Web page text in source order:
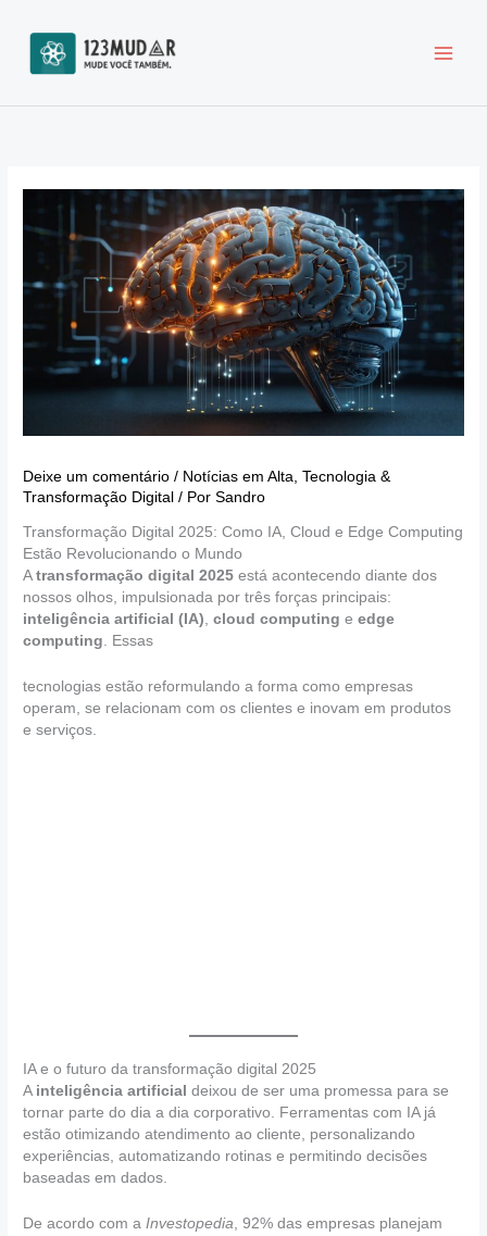
para
conteúdo
Deixe um comentário / Notícias em Alta ,Tecnologia &
Transformação Digital / PorSandro
Transformação Digital 2025: Como IA, Cloud e Edge Computing
Estão Revolucionando o Mundo
Atransformação digital 2025 está acontecendo diante dos
nossos olhos, impulsionada por três forças principais:
inteligência artificial (IA),cloud computing eedge
computing. Essas
tecnologias estão reformulando a forma como empresas
operam, se relacionam com os clientes e inovam em produtos
e serviços.
IA e o futuro da transformação digital 2025
A inteligência artificial deixou de ser uma promessa para se
tornar parte do dia a dia corporativo. Ferramentas com IA já
estão otimizando atendimento ao cliente, personalizando
experiências, automatizando rotinas e permitindo decisões
baseadas em dados.
De acordo com aInvestopedia, 92% das empresas planejam